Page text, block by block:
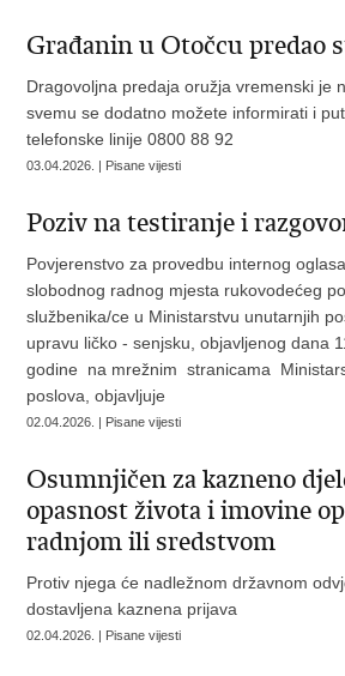
Građanin u Otočcu predao
Dragovoljna predaja oružja vremenski je
svemu se dodatno možete informirati i
telefonske linije 0800 88 92
03.04.2026. | Pisane vijesti
Poziv na testiranje i
Povjerenstvo za provedbu internog
slobodnog radnog mjesta rukovodećeg
službenika/ce u Ministarstvu unutarnjih
upravu ličko - senjsku, objavljenog dana
godine na mrežnim stranicama
poslova, objavljuje
02.04.2026. | Pisane vijesti
Osumnjičen za kazneno
opasnost života i imovine
radnjom ili sredstvom
Protiv njega će nadležnom državnom
dostavljena kaznena prijava
02.04.2026. | Pisane vijesti